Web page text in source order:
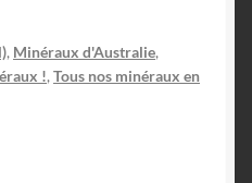
, Minéraux d'Australie,
!, Tous nos minéraux en